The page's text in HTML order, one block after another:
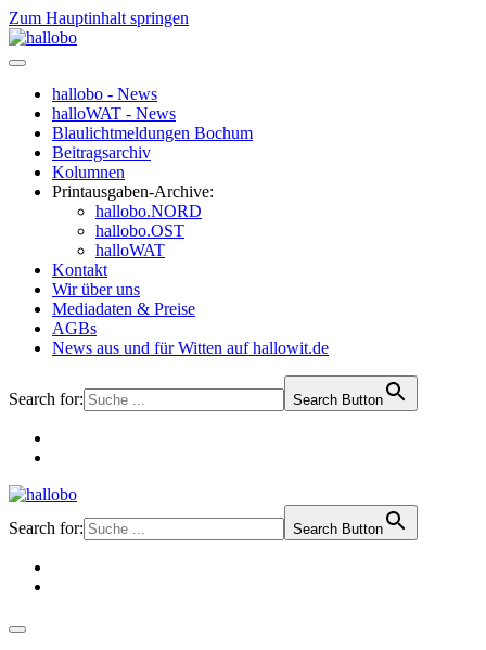
Zum Hauptinhalt springen
hallobo - News
halloWAT - News
Blaulichtmeldungen Bochum
Beitragsarchiv
Kolumnen
Printausgaben-Archive:
hallobo.NORD
hallobo.OST
halloWAT
Kontakt
Wir über uns
Mediadaten & Preise
AGBs
News aus und für Witten auf hallowit.de
Search for: Search Button
Search for: Search Button